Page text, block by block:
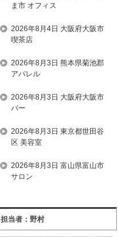
ま市 オフィス
2026年8月4日 大阪府大阪市
喫茶店
2026年8月3日 熊本県菊池郡
アパレル
2026年8月3日 大阪府大阪市
バー
2026年8月3日 東京都世田谷
区 美容室
2026年8月3日 富山県富山市
サロン
担当者：野村